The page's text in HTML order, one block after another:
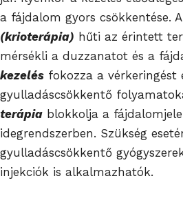
a fájdalom gyors csökkentése. A
(krioterápia) hűti az érintett
mérsékli a duzzanatot és a
kezelés fokozza a vérkeringést
gyulladáscsökkentő
terápia blokkolja a
idegrendszerben. Szükség
gyulladáscsökkentő
injekciók is alkalmazhatók.